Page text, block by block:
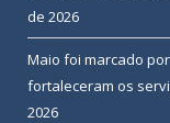
de 2026
Maio foi marcado
fortaleceram os
2026